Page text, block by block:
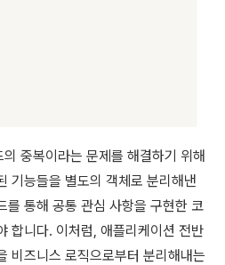
중복이라는 문제를 해결하기 위해
기능들을 별도의 객체로 분리해낸
를 통해 공통 관심 사항을 구현한 코
합니다. 이처럼, 애플리케이션 전반
비즈니스 로직으로부터 분리해내는